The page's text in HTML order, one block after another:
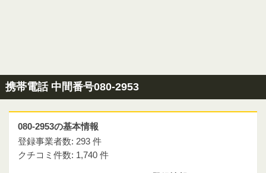
携帯電話 中間番号080-2953
080-2953の基本情報
登録事業者数: 293 件
クチコミ件数: 1,740 件